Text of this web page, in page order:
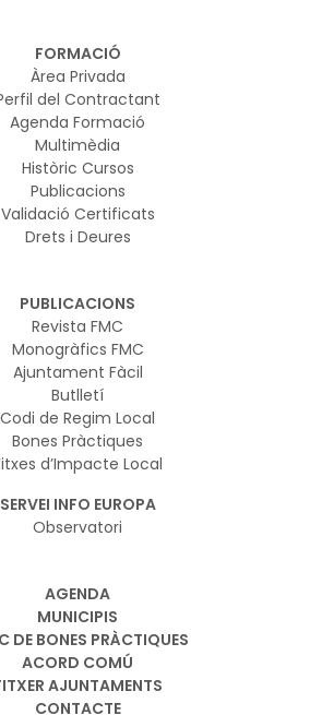
FORMACIÓ
Àrea Privada
del Contractant
Agenda Formació
Multimèdia
Històric Cursos
Publicacions
Validació Certificats
Drets i Deures
PUBLICACIONS
Revista FMC
Monogràfics FMC
Ajuntament Fàcil
Butlletí
Codi de Regim Local
Bones Pràctiques
d’Impacte Local
SERVEI INFO EUROPA
Observatori
AGENDA
MUNICIPIS
DE BONES PRÀCTIQUES
ACORD COMÚ
AJUNTAMENTS
CONTACTE